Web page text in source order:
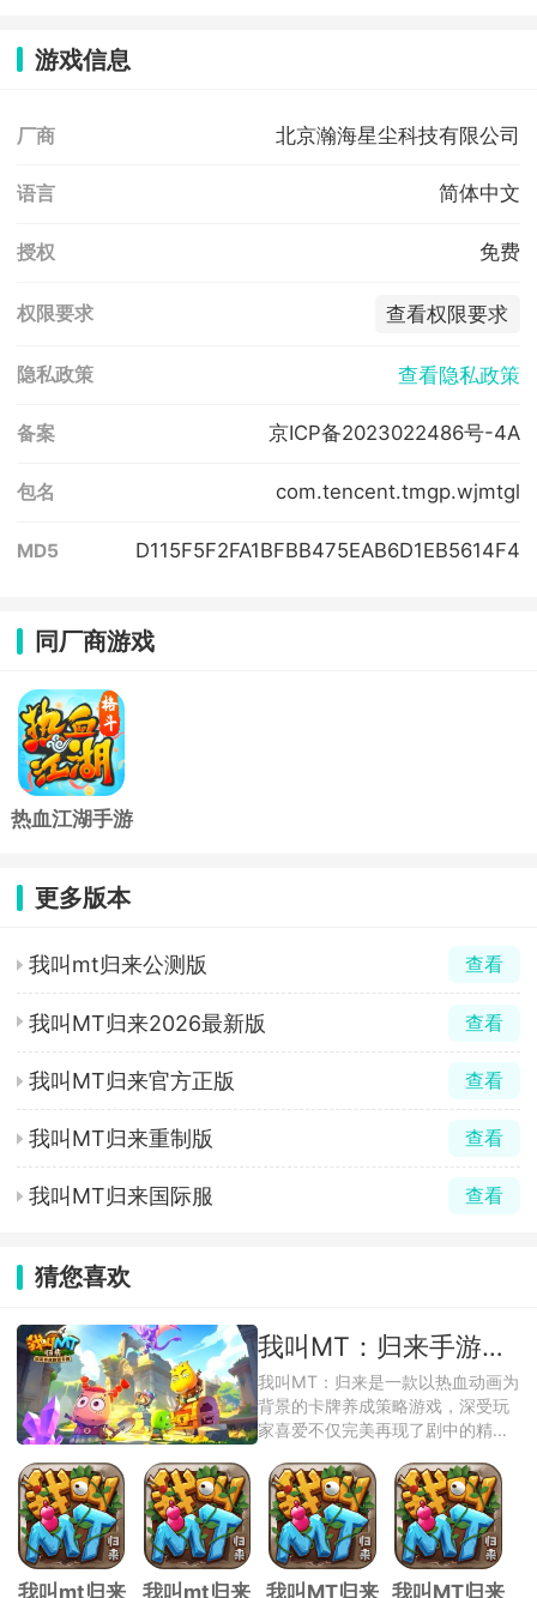
游戏信息
厂商 北京瀚海星尘科技有限公司
语言 简体中文
授权 免费
权限要求 查看权限要求
隐私政策 查看隐私政策
备案 京ICP备2023022486号-4A
包名 com.tencent.tmgp.wjmtgl
MD5 D115F5F2FA1BFBB475EAB6D1EB5614F4
同厂商游戏
热血江湖手游
更多版本
我叫mt归来公测版 查看
我叫MT归来2026最新版 查看
我叫MT归来官方正版 查看
我叫MT归来重制版 查看
我叫MT归来国际服 查看
猜您喜欢
我叫MT：归来手游版本大全
我叫MT：归来是一款以热血动画为
背景的卡牌养成策略游戏，深受玩
家喜爱不仅完美再现了剧中的精彩
我叫mt归来 我叫mt归来 我叫MT归来 我叫MT归来